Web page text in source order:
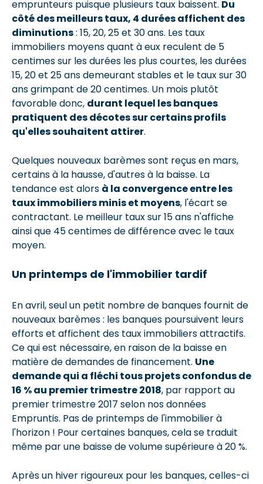
emprunteurs puisque plusieurs taux baissent. Du
côté des meilleurs taux, 4 durées affichent des
diminutions: 15, 20, 25 et 30 ans. Les taux
immobiliers moyens quant à eux reculent de 5
centimes sur les durées les plus courtes, les durées
15, 20 et 25 ans demeurant stables et le taux sur 30
ans grimpant de 20 centimes. Un mois plutôt
favorable donc, durant lequel les banques
pratiquent des décotes sur certains profils
qu'elles souhaitent attirer.
Quelques nouveaux barèmes sont reçus en mars,
certains à la hausse, d'autres à la baisse. La
tendance est alors à la convergence entre les
taux immobiliers minis et moyens, l'écart se
contractant. Le meilleur taux sur 15 ans n'affiche
ainsi que 45 centimes de différence avec le taux
moyen.
Un printemps de l'immobilier tardif
En avril, seul un petit nombre de banques fournit de
nouveaux barèmes : les banques poursuivent leurs
efforts et affichent des taux immobiliers attractifs.
Ce qui est nécessaire, en raison de la baisse en
matière de demandes de financement. Une
demande qui a fléchi tous projets confondus de
16 % au premier trimestre 2018, par rapport au
premier trimestre 2017 selon nos données
Empruntis. Pas de printemps de l'immobilier à
l'horizon ! Pour certaines banques, cela se traduit
même par une baisse de volume supérieure à 20 %.
Après un hiver rigoureux pour les banques, celles-ci